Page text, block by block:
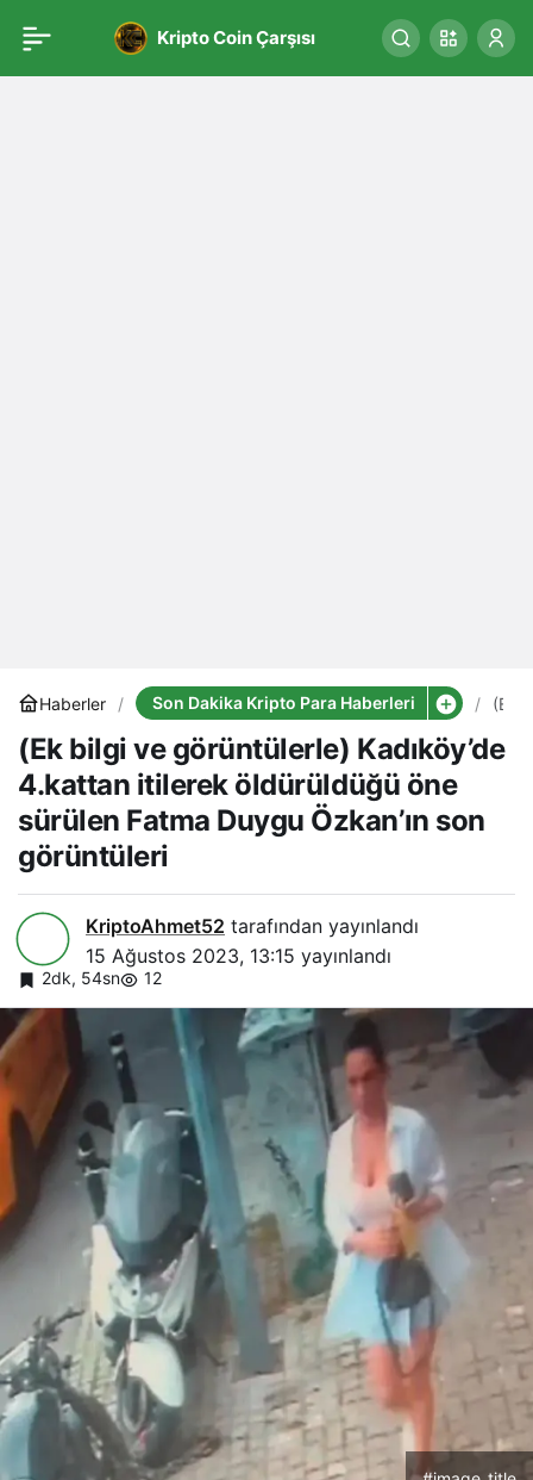
Kripto Coin Çarşısı
Haberler Son Dakika Kripto Para Haberleri
(Ek
ve
(Ek bilgi ve görüntülerle) Kadıköy’de
4.kattan itilerek öldürüldüğü öne
sürülen Fatma Duygu Özkan’ın son
görüntüleri
KriptoAhmet52 tarafından yayınlandı
15 Ağustos 2023, 13:15 yayınlandı
2dk, 54sn 12